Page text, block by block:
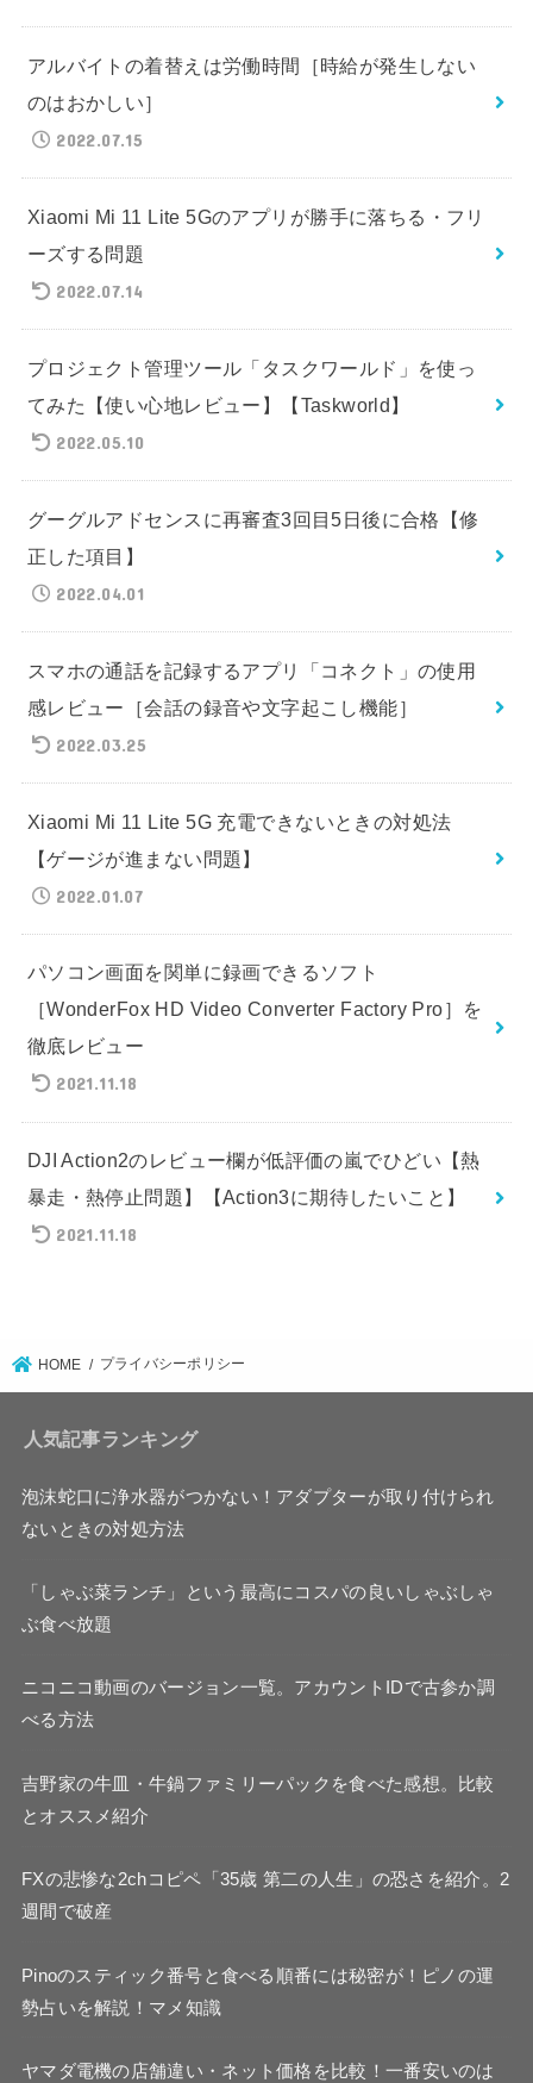
アルバイトの着替えは労働時間［時給が発生しない
のはおかしい］
2022.07.15
Xiaomi Mi 11 Lite 5Gのアプリが勝手に落ちる・フリ
ーズする問題
2022.07.14
プロジェクト管理ツール「タスクワールド」を使っ
てみた【使い心地レビュー】【Taskworld】
2022.05.10
グーグルアドセンスに再審査3回目5日後に合格【修
正した項目】
2022.04.01
スマホの通話を記録するアプリ「コネクト」の使用
感レビュー［会話の録音や文字起こし機能］
2022.03.25
Xiaomi Mi 11 Lite 5G 充電できないときの対処法
【ゲージが進まない問題】
2022.01.07
パソコン画面を関単に録画できるソフト
［WonderFox HD Video Converter Factory Pro］を
徹底レビュー
2021.11.18
DJI Action2のレビュー欄が低評価の嵐でひどい【熱
暴走・熱停止問題】【Action3に期待したいこと】
2021.11.18
HOME プライバシーポリシー
人気記事ランキング
泡沫蛇口に浄水器がつかない！アダプターが取り付けられ
ないときの対処方法
「しゃぶ菜ランチ」という最高にコスパの良いしゃぶしゃ
ぶ食べ放題
ニコニコ動画のバージョン一覧。アカウントIDで古参か調
べる方法
吉野家の牛皿・牛鍋ファミリーパックを食べた感想。比較
とオススメ紹介
FXの悲惨な2chコピペ「35歳 第二の人生」の恐さを紹介。2
週間で破産
Pinoのスティック番号と食べる順番には秘密が！ピノの運
勢占いを解説！マメ知識
ヤマダ電機の店舗違い・ネット価格を比較！一番安いのは